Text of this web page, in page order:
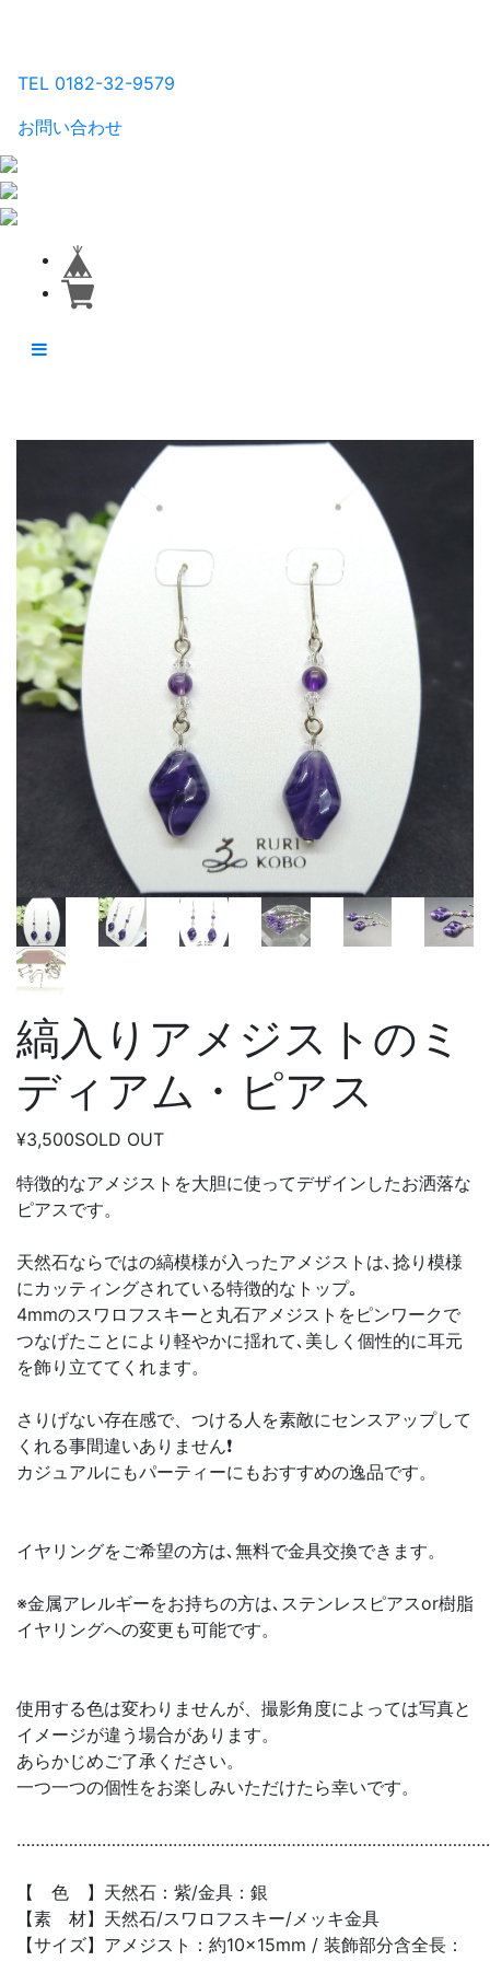
TEL 0182-32-9579
お問い合わせ
縞入りアメジストのミ
ディアム・ピアス
¥3,500SOLD OUT
特徴的なアメジストを大胆に使ってデザインしたお洒落な
ピアスです。
天然石ならではの縞模様が入ったアメジストは､捻り模様
にカッティングされている特徴的なトップ｡
4mmのスワロフスキーと丸石アメジストをピンワークで
つなげたことにより軽やかに揺れて､美しく個性的に耳元
を飾り立ててくれます。
さりげない存在感で、つける人を素敵にセンスアップして
くれる事間違いありません❗
カジュアルにもパーティーにもおすすめの逸品です。
イヤリングをご希望の方は､無料で金具交換できます。
※金属アレルギーをお持ちの方は､ステンレスピアスor樹脂
イヤリングへの変更も可能です。
使用する色は変わりませんが、撮影角度によっては写真と
イメージが違う場合があります。
あらかじめご了承ください。
一つ一つの個性をお楽しみいただけたら幸いです。
【 色 】天然石：紫/金具：銀
【素 材】天然石/スワロフスキー/メッキ金具
【サイズ】アメジスト：約10×15mm / 装飾部分含全長：